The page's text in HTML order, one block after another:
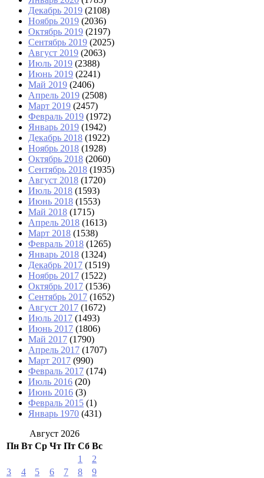
Декабрь 2019 (2108)
Ноябрь 2019 (2036)
Октябрь 2019 (2197)
Сентябрь 2019 (2025)
Август 2019 (2063)
Июль 2019 (2388)
Июнь 2019 (2241)
Май 2019 (2406)
Апрель 2019 (2508)
Март 2019 (2457)
Февраль 2019 (1972)
Январь 2019 (1942)
Декабрь 2018 (1922)
Ноябрь 2018 (1928)
Октябрь 2018 (2060)
Сентябрь 2018 (1935)
Август 2018 (1720)
Июль 2018 (1593)
Июнь 2018 (1553)
Май 2018 (1715)
Апрель 2018 (1613)
Март 2018 (1538)
Февраль 2018 (1265)
Январь 2018 (1324)
Декабрь 2017 (1519)
Ноябрь 2017 (1522)
Октябрь 2017 (1536)
Сентябрь 2017 (1652)
Август 2017 (1672)
Июль 2017 (1493)
Июнь 2017 (1806)
Май 2017 (1790)
Апрель 2017 (1707)
Март 2017 (990)
Февраль 2017 (174)
Июль 2016 (20)
Июнь 2016 (3)
Февраль 2015 (1)
Январь 1970 (431)
Август 2026
Пн Вт Ср Чт Пт Сб Вс
1
2
3
4 5 6 7 8
9